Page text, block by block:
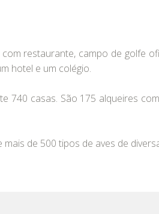
restaurante, campo de golfe
hotel e um colégio.
740 casas. São 175 alqueires
de 500 tipos de aves de